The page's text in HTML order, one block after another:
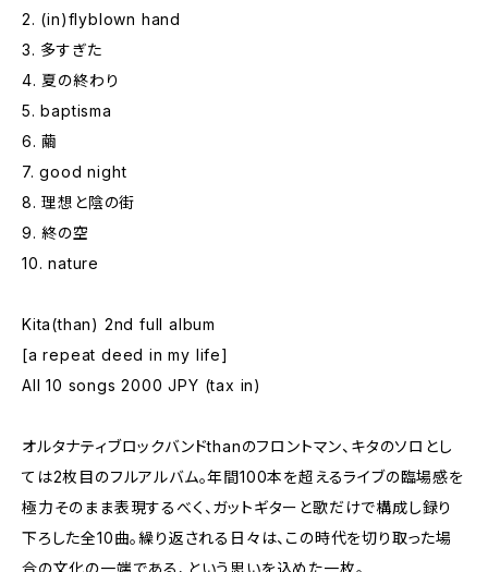
2. (in)flyblown hand
3. 多すぎた
4. 夏の終わり
5. baptisma
6. 繭
7. good night
8. 理想と陰の街
9. 終の空
10. nature
Kita(than) 2nd full album
[a repeat deed in my life]
All 10 songs 2000 JPY (tax in)
オルタナティブロックバンドthanのフロントマン、キタのソロとし
ては2枚目のフルアルバム。年間100本を超えるライブの臨場感を
極力そのまま表現するべく、ガットギターと歌だけで構成し録り
下ろした全10曲。繰り返される日々は、この時代を切り取った場
合の文化の一端である、という思いを込めた一枚。